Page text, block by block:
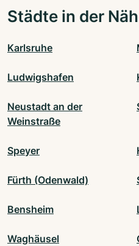
Städte in der
Karlsruhe
Ludwigshafen
Neustadt an der
Weinstraße
Speyer
Fürth (Odenwald)
Bensheim
Waghäusel